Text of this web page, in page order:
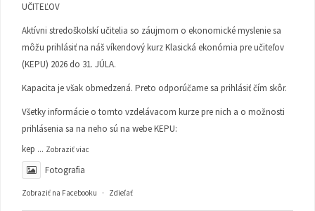
UČITEĽOV
Aktívni stredoškolskí učitelia so záujmom o ekonomické myslenie sa
môžu prihlásiť na náš víkendový kurz Klasická ekonómia pre učiteľov
(KEPU) 2026 do 31. JÚLA.
Kapacita je však obmedzená. Preto odporúčame sa prihlásiť čím skôr.
Všetky informácie o tomto vzdelávacom kurze pre nich a o možnosti
prihlásenia sa na neho sú na webe KEPU:
kep ... Zobraziť viac
Fotografia
Zobraziť na Facebooku · Zdieľať